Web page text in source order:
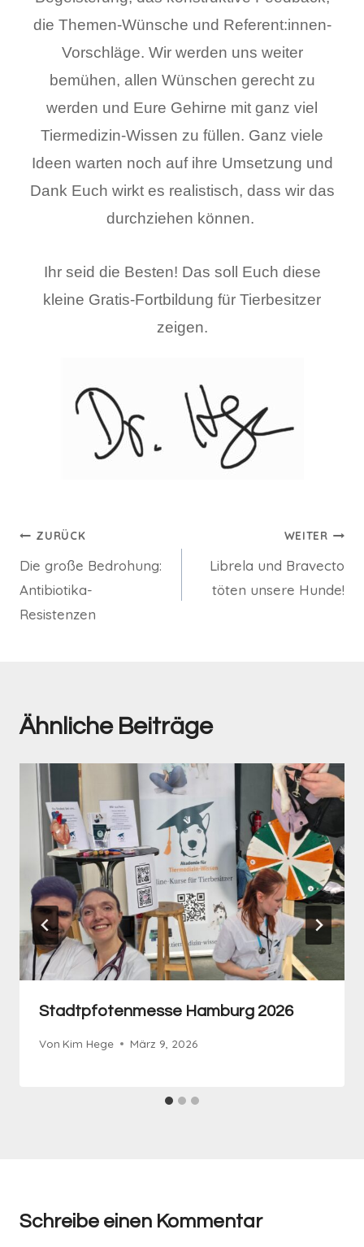
die Themen-Wünsche und Referent:innen-
Vorschläge. Wir werden uns weiter
bemühen, allen Wünschen gerecht zu
werden und Eure Gehirne mit ganz viel
Tiermedizin-Wissen zu füllen. Ganz viele
Ideen warten noch auf ihre Umsetzung und
Dank Euch wirkt es realistisch, dass wir das
durchziehen können.
Ihr seid die Besten! Das soll Euch diese
kleine Gratis-Fortbildung für Tierbesitzer
zeigen.
ZURÜCK
Die große Bedrohung:
Antibiotika-
Resistenzen
WEITER
Librela und Bravecto
töten unsere Hunde!
Ähnliche Beiträge
Stadtpfotenmesse Hamburg 2026
Von Kim Hege März 9, 2026
Schreibe einen Kommentar